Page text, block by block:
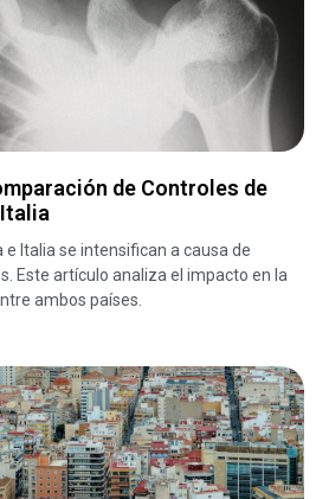
de Controles de
e Italia se intensifican a causa de
Este artículo analiza el impacto en la
ambos países.